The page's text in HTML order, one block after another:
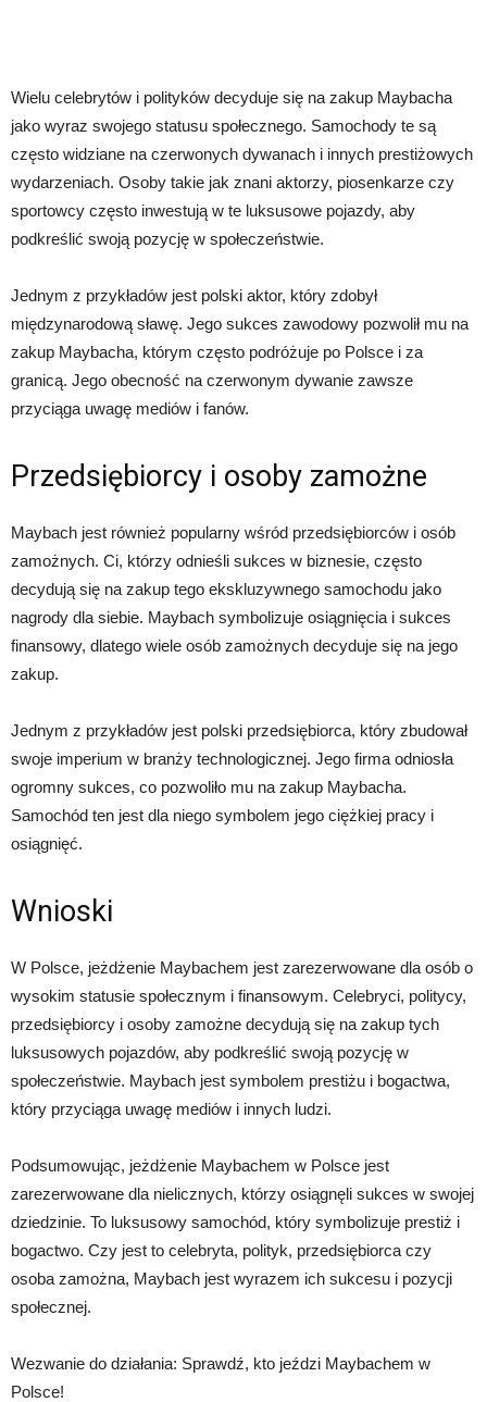
Wielu celebrytów i polityków decyduje się na zakup Maybacha
jako wyraz swojego statusu społecznego. Samochody te są
często widziane na czerwonych dywanach i innych prestiżowych
wydarzeniach. Osoby takie jak znani aktorzy, piosenkarze czy
sportowcy często inwestują w te luksusowe pojazdy, aby
podkreślić swoją pozycję w społeczeństwie.
Jednym z przykładów jest polski aktor, który zdobył
międzynarodową sławę. Jego sukces zawodowy pozwolił mu na
zakup Maybacha, którym często podróżuje po Polsce i za
granicą. Jego obecność na czerwonym dywanie zawsze
przyciąga uwagę mediów i fanów.
Przedsiębiorcy i osoby zamożne
Maybach jest również popularny wśród przedsiębiorców i osób
zamożnych. Ci, którzy odnieśli sukces w biznesie, często
decydują się na zakup tego ekskluzywnego samochodu jako
nagrody dla siebie. Maybach symbolizuje osiągnięcia i sukces
finansowy, dlatego wiele osób zamożnych decyduje się na jego
zakup.
Jednym z przykładów jest polski przedsiębiorca, który zbudował
swoje imperium w branży technologicznej. Jego firma odniosła
ogromny sukces, co pozwoliło mu na zakup Maybacha.
Samochód ten jest dla niego symbolem jego ciężkiej pracy i
osiągnięć.
Wnioski
W Polsce, jeżdżenie Maybachem jest zarezerwowane dla osób o
wysokim statusie społecznym i finansowym. Celebryci, politycy,
przedsiębiorcy i osoby zamożne decydują się na zakup tych
luksusowych pojazdów, aby podkreślić swoją pozycję w
społeczeństwie. Maybach jest symbolem prestiżu i bogactwa,
który przyciąga uwagę mediów i innych ludzi.
Podsumowując, jeżdżenie Maybachem w Polsce jest
zarezerwowane dla nielicznych, którzy osiągnęli sukces w swojej
dziedzinie. To luksusowy samochód, który symbolizuje prestiż i
bogactwo. Czy jest to celebryta, polityk, przedsiębiorca czy
osoba zamożna, Maybach jest wyrazem ich sukcesu i pozycji
społecznej.
Wezwanie do działania: Sprawdź, kto jeździ Maybachem w
Polsce!